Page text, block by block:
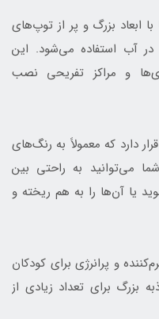
ابعاد بزرگ و پر از توپ‌های
آب استفاده می‌شود. این
و مراکز تفریحی نصب
دارد که معمولاً به رنگ‌های
می‌توانید به راحتی بین
یا آن‌ها را به هم ریخته و
و پرانرژی برای کودکان
بزرگ برای تعداد زیادی از